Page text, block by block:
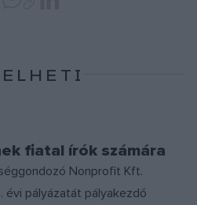
fiatal írók számára
Nonprofit Kft.
évi pályázatát pályakezdő